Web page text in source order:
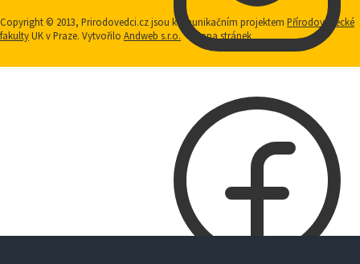
Copyright © 2013, Prirodovedci.cz jsou komunikačním projektem Přírodovědecké
fakultyUK v Praze. Vytvořilo Andweb s.r.o. Mapa stránek